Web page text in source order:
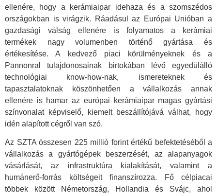
ellenére, hogy a kerámiaipar idehaza és a szomszédos
országokban is virágzik. Ráadásul az Európai Unióban a
gazdasági válság ellenére is folyamatos a kerámiai
termékek nagy volumenben történő gyártása és
értékesítése. A kedvező piaci körülményeknek és a
Pannonral tulajdonosainak birtokában lévő egyedülálló
technológiai know-how-nak, ismereteknek és
tapasztalatoknak köszönhetően a vállalkozás annak
ellenére is hamar az európai kerámiaipar magas gyártási
színvonalat képviselő, kiemelt beszállítójává válhat, hogy
idén alapított cégről van szó.
Az SZTA összesen 225 millió forint értékű befektetéséből a
vállalkozás a gyártógépek beszerzését, az alapanyagok
vásárlását, az infrastruktúra kialakítását, valamint a
humánerő-forrás költségeit finanszírozza. Fő célpiacai
többek között Németország, Hollandia és Svájc, ahol